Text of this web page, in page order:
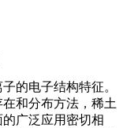
的电子结构特征。
和分布方法，稀土
广泛应用密切相